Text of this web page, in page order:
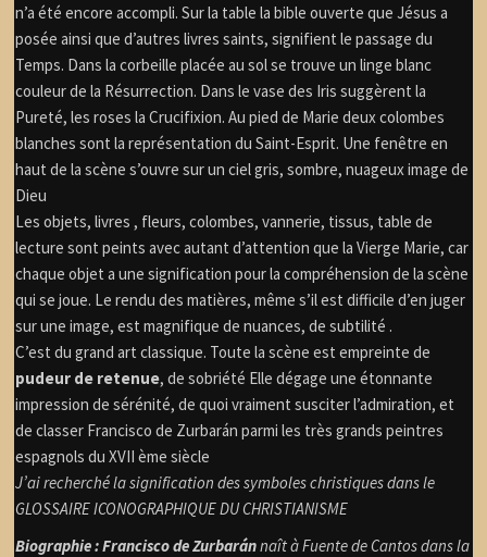
n’a été encore accompli. Sur la table la bible ouverte que Jésus a
posée ainsi que d’autres livres saints, signifient le passage du
Temps. Dans la corbeille placée au sol se trouve un linge blanc
couleur de la Résurrection. Dans le vase des Iris suggèrent la
Pureté, les roses la Crucifixion. Au pied de Marie deux colombes
blanches sont la représentation du Saint-Esprit. Une fenêtre en
haut de la scène s’ouvre sur un ciel gris, sombre, nuageux image de
Dieu
Les objets, livres , fleurs, colombes, vannerie, tissus, table de
lecture sont peints avec autant d’attention que la Vierge Marie, car
chaque objet a une signification pour la compréhension de la scène
qui se joue. Le rendu des matières, même s’il est difficile d’en juger
sur une image, est magnifique de nuances, de subtilité .
C’est du grand art classique. Toute la scène est empreinte de
pudeur de retenue, de sobriété Elle dégage une étonnante
impression de sérénité, de quoi vraiment susciter l’admiration, et
de classer Francisco de Zurbarán parmi les très grands peintres
espagnols du XVII ème siècle
J’ai recherché la signification des symboles christiques dans le
GLOSSAIRE ICONOGRAPHIQUE DU CHRISTIANISME
Biographie : Francisco de Zurbaránnaît à Fuente de Cantos dans la